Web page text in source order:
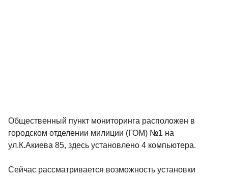
Общественный пункт мониторинга расположен в
городском отделении милиции (ГОМ) №1 на
ул.К.Акиева 85, здесь установлено 4 компьютера.
Сейчас рассматривается возможность установки